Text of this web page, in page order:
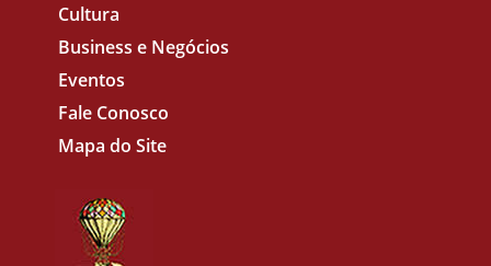
Cultura
Business e Negócios
Eventos
Fale Conosco
Mapa do Site